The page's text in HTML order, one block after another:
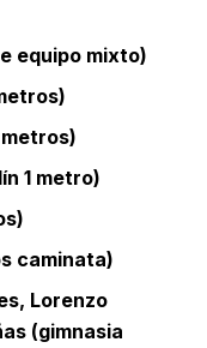
equipo mixto)
1 metro)
caminata)
Lorenzo
(gimnasia